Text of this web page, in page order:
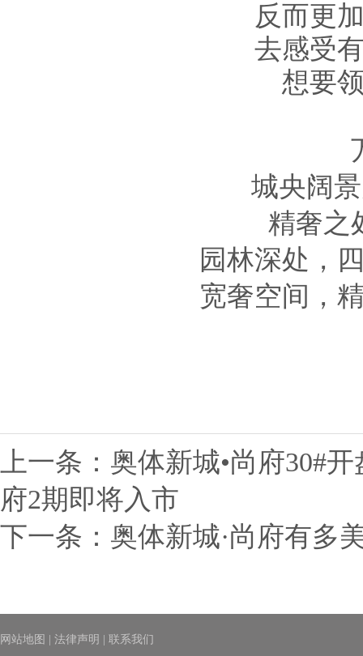
反而更
去感受
想要
城央阔
精奢之
园林深处，
宽奢空间，
上一条： 奥体新城•尚府30#
府2期即将入市
下一条： 奥体新城·尚府有多
网站地图 法律声明 联系我们